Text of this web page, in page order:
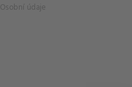
Osobní údaje